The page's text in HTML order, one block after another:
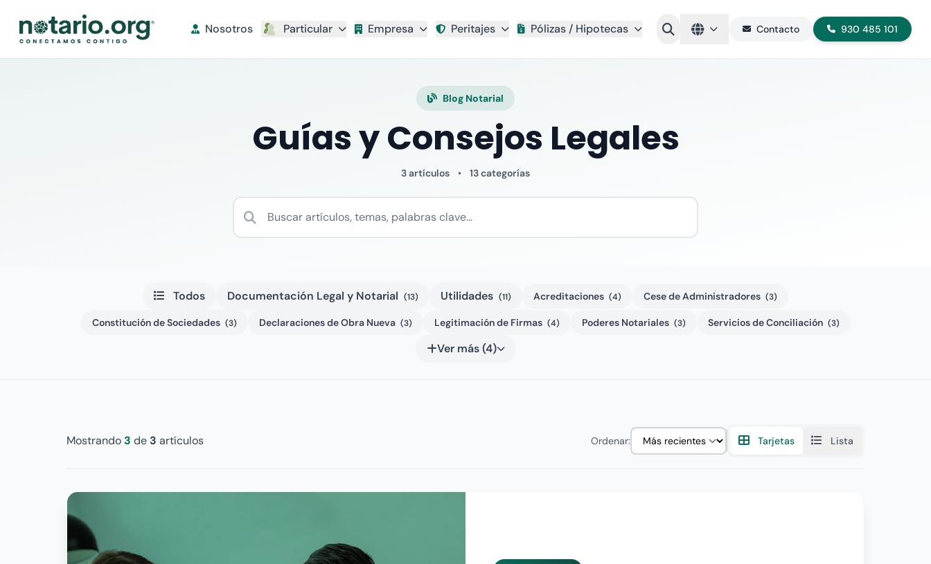
Nosotros Particular Empresa Peritajes Pólizas / Hipotecas Contacto 930 485 101
Blog Notarial
Guías y Consejos Legales
3 artículos • 13 categorías
Todos Documentación Legal y Notarial (13) Utilidades (11) Acreditaciones (4) Cese de Administradores (3)
Constitución de Sociedades (3) Declaraciones de Obra Nueva (3) Legitimación de Firmas (4) Poderes Notariales (3) Servicios de Conciliación (3)
Ver más (4)
Mostrando3 de 3 artículos Ordenar: Tarjetas Lista